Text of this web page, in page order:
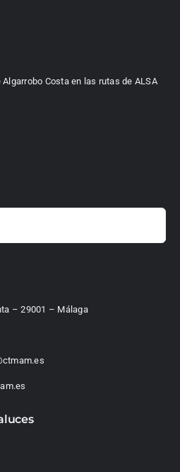
Costa en las rutas de ALSA
– 29001 – Málaga